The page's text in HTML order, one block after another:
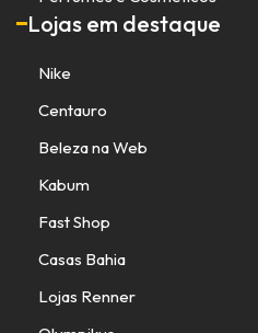
Lojas em destaque
Nike
Centauro
Beleza na Web
Kabum
Fast Shop
Casas Bahia
Lojas Renner